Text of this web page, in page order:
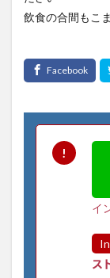
飲食の合間もこ
イ
ス